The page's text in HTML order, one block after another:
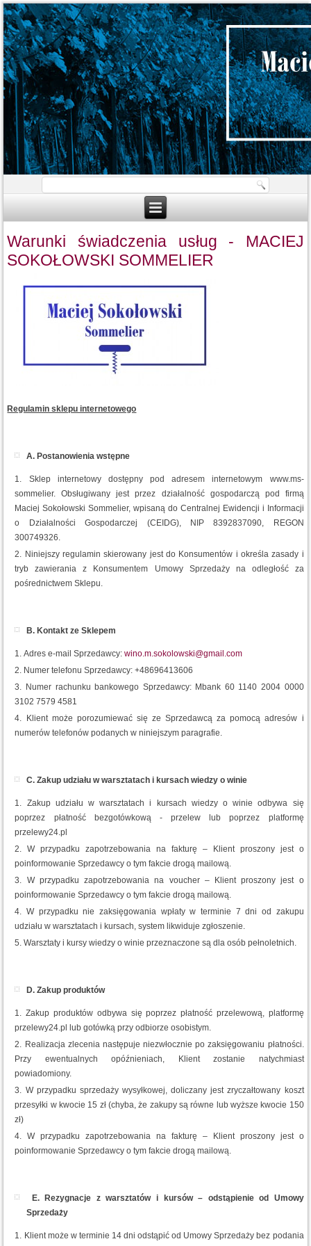
Warunki świadczenia usług - MACIEJ
SOKOŁOWSKI SOMMELIER
Regulamin sklepu internetowego
A. Postanowienia wstępne
Sklep internetowy dostępny pod adresem internetowym www.ms-
sommelier. Obsługiwany jest przez działalność gospodarczą pod firmą
Maciej Sokołowski Sommelier, wpisaną do Centralnej Ewidencji i Informacji
o Działalności Gospodarczej (CEIDG), NIP 8392837090, REGON
300749326.
Niniejszy regulamin skierowany jest do Konsumentów i określa zasady i
tryb zawierania z Konsumentem Umowy Sprzedaży na odległość za
pośrednictwem Sklepu.
B. Kontakt ze Sklepem
Adres e-mail Sprzedawcy:wino.m.sokolowski@gmail.com
Numer telefonu Sprzedawcy: +48696413606
Numer rachunku bankowego Sprzedawcy: Mbank 60 1140 2004 0000
3102 7579 4581
Klient może porozumiewać się ze Sprzedawcą za pomocą adresów i
numerów telefonów podanych w niniejszym paragrafie.
C. Zakup udziału w warsztatach i kursach wiedzy o winie
Zakup udziału w warsztatach i kursach wiedzy o winie odbywa się
poprzez płatność bezgotówkową - przelew lub poprzez platformę
przelewy24.pl
W przypadku zapotrzebowania na fakturę – Klient proszony jest o
poinformowanie Sprzedawcy o tym fakcie drogą mailową.
W przypadku zapotrzebowania na voucher – Klient proszony jest o
poinformowanie Sprzedawcy o tym fakcie drogą mailową.
W przypadku nie zaksięgowania wpłaty w terminie 7 dni od zakupu
udziału w warsztatach i kursach, system likwiduje zgłoszenie.
Warsztaty i kursy wiedzy o winie przeznaczone są dla osób pełnoletnich.
D. Zakup produktów
Zakup produktów odbywa się poprzez płatność przelewową, platformę
przelewy24.pl lub gotówką przy odbiorze osobistym.
Realizacja zlecenia następuje niezwłocznie po zaksięgowaniu płatności.
Przy ewentualnych opóźnieniach, Klient zostanie natychmiast
powiadomiony.
W przypadku sprzedaży wysyłkowej, doliczany jest zryczałtowany koszt
przesyłki w kwocie 15 zł (chyba, że zakupy są równe lub wyższe kwocie 150
zł)
W przypadku zapotrzebowania na fakturę – Klient proszony jest o
poinformowanie Sprzedawcy o tym fakcie drogą mailową.
E. Rezygnacje z warsztatów i kursów – odstąpienie od Umowy
Sprzedaży
Klient może w terminie 14 dni odstąpić od Umowy Sprzedaży bez podania